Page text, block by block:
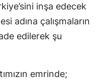
inşa edecek
adına çalışmaların
edilerek şu
emrinde;